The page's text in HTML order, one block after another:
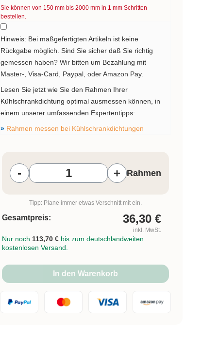
Hinweis: Bei maßgefertigten Artikeln ist keine
Rückgabe möglich. Sind Sie sicher daß Sie richtig
gemessen haben? Wir bitten um Bezahlung mit
Master-, Visa-Card, Paypal, oder Amazon Pay.
Lesen Sie jetzt wie Sie den Rahmen Ihrer
Kühlschrankdichtung optimal ausmessen können, in
einem unserer umfassenden Expertentipps:
» Rahmen messen bei Kühlschrankdichtungen
Sie können von 150 mm bis 2000 mm in 1 mm Schritten
bestellen.
-
+ Rahmen
Tipp: Plane immer etwas Verschnitt mit ein.
Gesamtpreis: 36,30 €
inkl. MwSt.
Nur noch 113,70 € bis zum deutschlandweiten
kostenlosen Versand.
In den Warenkorb